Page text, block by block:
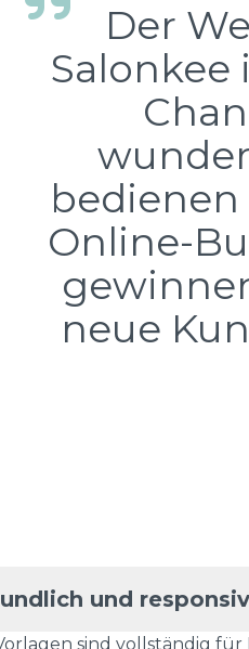
Der
Salonkee
Online-
neue
und
sind vollständig